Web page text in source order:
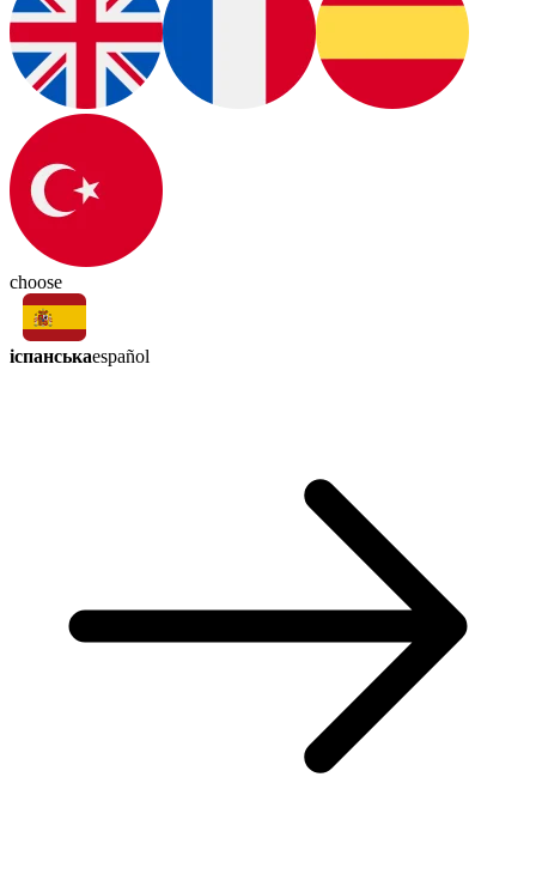
choose
іспанськаespañol